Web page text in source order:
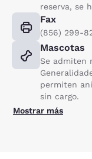
reserva, se
Fax
(856) 299-
Mascotas
Se admiten
permiten
sin cargo.
Mostrar más